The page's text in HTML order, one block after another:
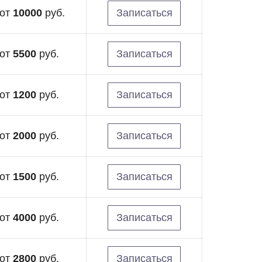
от 10000 руб. Записаться
от 5500 руб. Записаться
от 1200 руб. Записаться
от 2000 руб. Записаться
от 1500 руб. Записаться
от 4000 руб. Записаться
от 2800 руб. Записаться